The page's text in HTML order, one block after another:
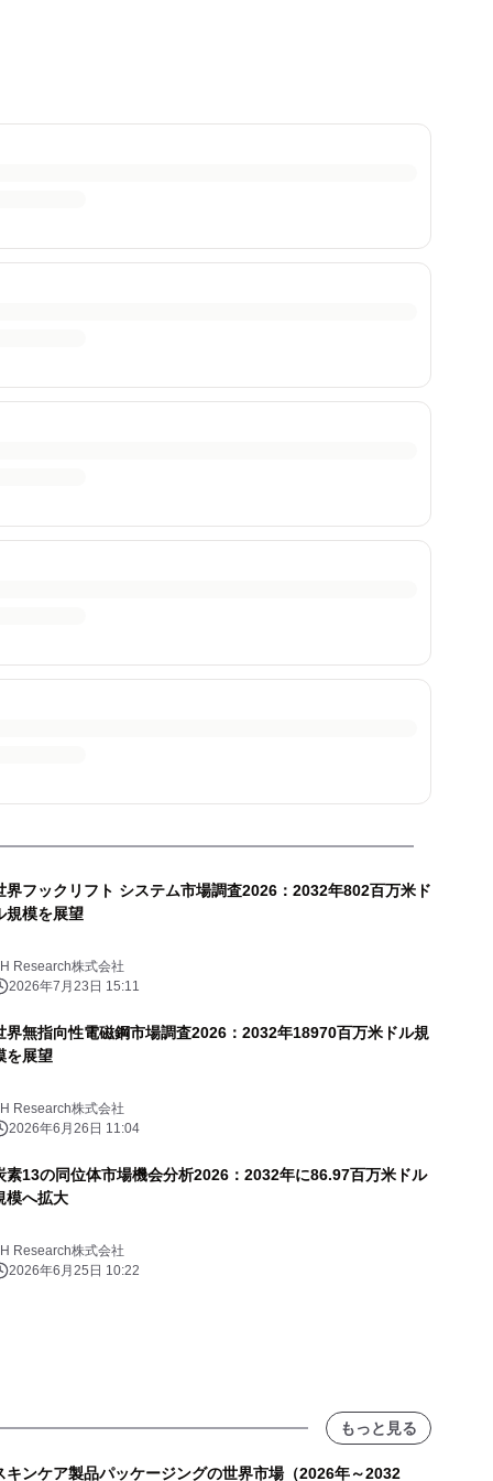
界フックリフト システム市場調査2026：2032年802百万米ド
規模を展望
Research株式会社
2026年7月23日 15:11
界無指向性電磁鋼市場調査2026：2032年18970百万米ドル規
を展望
Research株式会社
2026年6月26日 11:04
素13の同位体市場機会分析2026：2032年に86.97百万米ドル
模へ拡大
Research株式会社
2026年6月25日 10:22
もっと見る
キンケア製品パッケージングの世界市場（2026年～2032